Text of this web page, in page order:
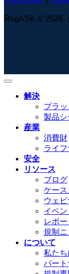
RegASK © 2026.
解決
プラ
製品
産業
消費財
ライ
安全
リソース
ブログ
ケース
ウェ
イベン
レポー
規制
について
私たち
パー